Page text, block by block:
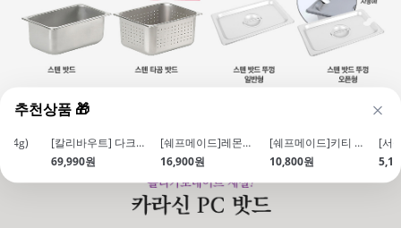
추천상품 🎁
[칼리바우트] 다크커버춰초콜릿57.9% 2815 (2.5kg\/커버처)
69,990원
[쉐프메이드]레몬케이크팬_치요다틀 수준의 프리미엄 코팅
16,900원
[쉐프메이드]키티 쿠키커터(4종)
10,800원